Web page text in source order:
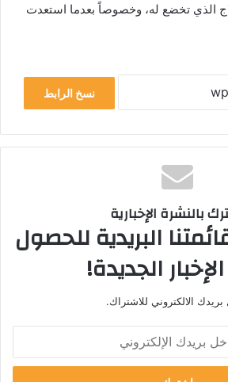
الذي تخضع له، وخصوصاً بعدما استعدت
نسخ الرابط
بالنشرة الإخبارية
البريدية للحصول
الجديدة!
الالكتروني للاشتراك.